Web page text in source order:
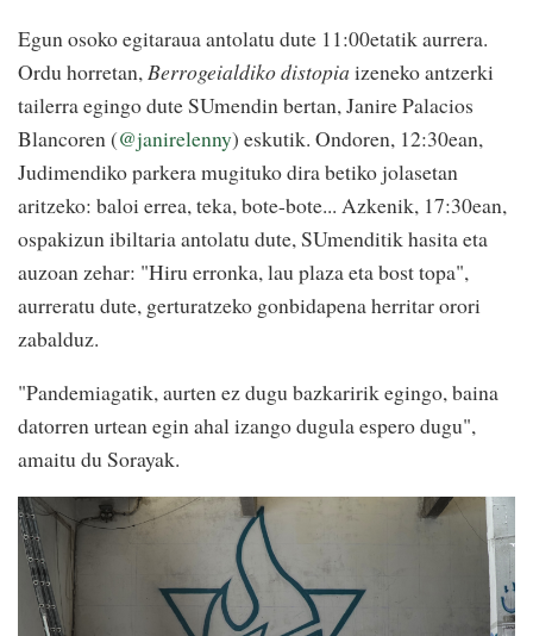
Egun osoko egitaraua antolatu dute 11:00etatik aurrera.
Ordu horretan,Berrogeialdiko distopia izeneko antzerki
tailerra egingo dute SUmendin bertan, Janire Palacios
Blancoren (@janirelenny) eskutik. Ondoren, 12:30ean,
Judimendiko parkera mugituko dira betiko jolasetan
aritzeko: baloi errea, teka, bote-bote... Azkenik, 17:30ean,
ospakizun ibiltaria antolatu dute, SUmenditik hasita eta
auzoan zehar: "Hiru erronka, lau plaza eta bost topa",
aurreratu dute, gerturatzeko gonbidapena herritar orori
zabalduz.
"Pandemiagatik, aurten ez dugu bazkaririk egingo, baina
datorren urtean egin ahal izango dugula espero dugu",
amaitu du Sorayak.